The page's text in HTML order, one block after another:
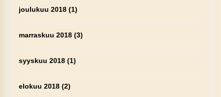
joulukuu 2018(1)
marraskuu 2018(3)
syyskuu 2018(1)
elokuu 2018(2)